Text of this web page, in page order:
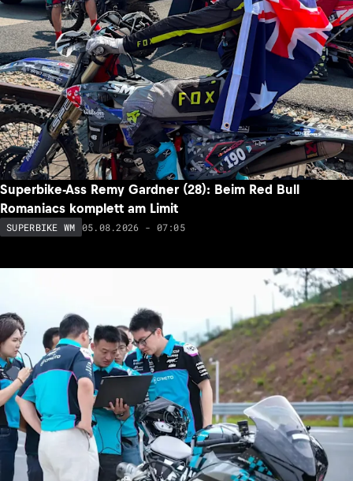
Superbike-Ass Remy Gardner (28): Beim Red Bull
Romaniacs komplett am Limit
SUPERBIKE WM 05.08.2026 - 07:05